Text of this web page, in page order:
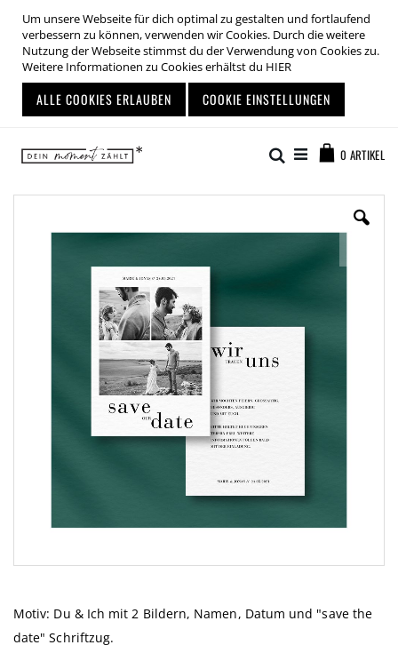
Um unsere Webseite für dich optimal zu gestalten und fortlaufend
verbessern zu können, verwenden wir Cookies. Durch die weitere
Nutzung der Webseite stimmst du der Verwendung von Cookies zu.
Weitere Informationen zu Cookies erhältst du HIER
ALLE COOKIES ERLAUBEN COOKIE EINSTELLUNGEN
Inhalt
springen
0 ARTIKEL
Suche
der
Bildgalerie
springen
Motiv: Du & Ich mit 2 Bildern, Namen, Datum und "save the
date" Schriftzug.